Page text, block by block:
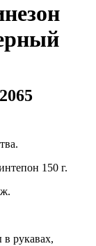
150 г.
рукавах,